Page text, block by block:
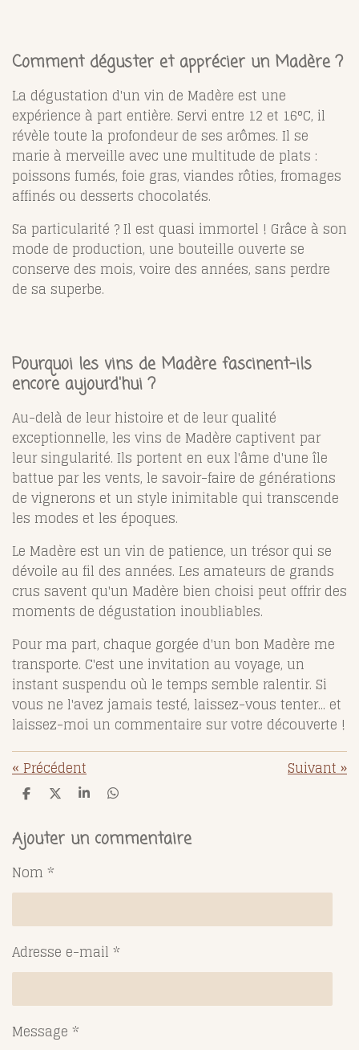
Comment déguster et apprécier un Madère ?
La dégustation d'un vin de Madère est une
expérience à part entière. Servi entre 12 et 16°C, il
révèle toute la profondeur de ses arômes. Il se
marie à merveille avec une multitude de plats :
poissons fumés, foie gras, viandes rôties, fromages
affinés ou desserts chocolatés.
Sa particularité ? Il est quasi immortel ! Grâce à son
mode de production, une bouteille ouverte se
conserve des mois, voire des années, sans perdre
de sa superbe.
Pourquoi les vins de Madère fascinent-ils
encore aujourd'hui ?
Au-delà de leur histoire et de leur qualité
exceptionnelle, les vins de Madère captivent par
leur singularité. Ils portent en eux l'âme d'une île
battue par les vents, le savoir-faire de générations
de vignerons et un style inimitable qui transcende
les modes et les époques.
Le Madère est un vin de patience, un trésor qui se
dévoile au fil des années. Les amateurs de grands
crus savent qu'un Madère bien choisi peut offrir des
moments de dégustation inoubliables.
Pour ma part, chaque gorgée d'un bon Madère me
transporte. C'est une invitation au voyage, un
instant suspendu où le temps semble ralentir. Si
vous ne l'avez jamais testé, laissez-vous tenter... et
laissez-moi un commentaire sur votre découverte !
«Précédent Suivant»
P
t
a
e
r
P
t
a
r
P
t
a
r
P
t
a
r
Ajouter un commentaire
Nom *
Adresse e-mail *
Message *